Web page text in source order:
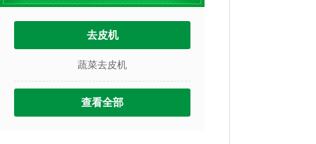
去皮机
蔬菜去皮机
查看全部